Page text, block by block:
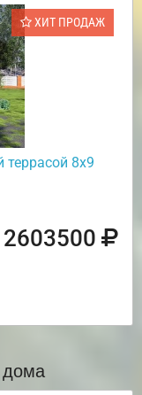
ХИТ ПРОДАЖ
8х9
2603500